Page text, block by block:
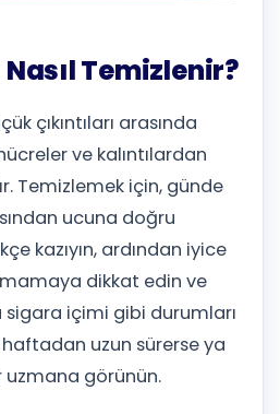
Temizlenir?
çıkıntıları arasında
ve kalıntılardan
Temizlemek için, günde
ucuna doğru
kazıyın, ardından iyice
dikkat edin ve
sigara içimi gibi durumları
haftadan uzun sürerse ya
uzmana görünün.